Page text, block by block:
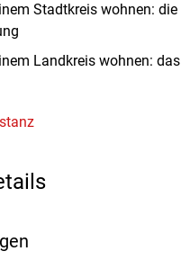
Stadtkreis wohnen: die
Landkreis wohnen: das